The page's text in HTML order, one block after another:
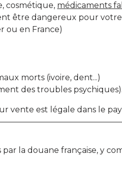
cosmétique, médicaments
être dangereux pour votre
ou en France)
morts (ivoire, dent...)
des troubles psychiques).
vente est légale dans le
par la douane française, y